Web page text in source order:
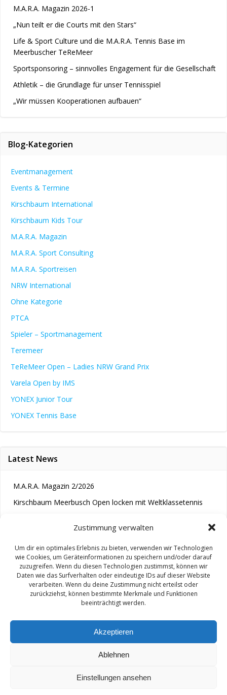
Zustimmung verwalten
Um dir ein optimales Erlebnis zu bieten, verwenden wir Technologien
wie Cookies, um Geräteinformationen zu speichern und/oder darauf
zuzugreifen. Wenn du diesen Technologien zustimmst, können wir
Daten wie das Surfverhalten oder eindeutige IDs auf dieser Website
verarbeiten. Wenn du deine Zustimmung nicht erteilst oder
zurückziehst, können bestimmte Merkmale und Funktionen
beeinträchtigt werden.
Akzeptieren
Ablehnen
Einstellungen ansehen
M.A.R.A. Magazin 2026-1
„Nun teilt er die Courts mit den Stars“
Life & Sport Culture und die M.A.R.A. Tennis Base im
Meerbuscher TeReMeer
Sportsponsoring – sinnvolles Engagement für die Gesellschaft
Athletik – die Grundlage für unser Tennisspiel
„Wir müssen Kooperationen aufbauen“
Blog-Kategorien
Eventmanagement
Events & Termine
Kirschbaum International
Kirschbaum Kids Tour
M.A.R.A. Magazin
M.A.R.A. Sport Consulting
M.A.R.A. Sportreisen
NRW International
Ohne Kategorie
PTCA
Spieler – Sportmanagement
Teremeer
TeReMeer Open – Ladies NRW Grand Prix
Varela Open by IMS
YONEX Junior Tour
YONEX Tennis Base
Latest News
M.A.R.A. Magazin 2/2026
Kirschbaum Meerbusch Open locken mit Weltklassetennis
© 2026 M.A.R.A.. Created for free using WordPress and
Colibri
Impressum/ Disclaimer